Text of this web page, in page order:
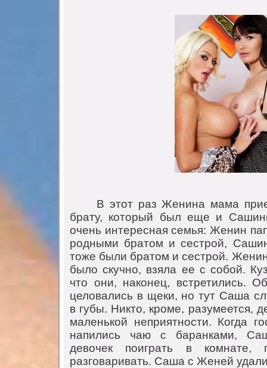
В этот раз Женина мама
брату, который был еще и
очень интересная семья: Женин
родными братом и сестрой,
тоже были братом и сестрой.
было скучно, взяла ее с собой.
что они, наконец, встретились.
целовались в щеки, но тут Саша
в губы. Никто, кроме, разумеется,
маленькой неприятности. Когда
напились чаю с баранками,
девочек поиграть в комнате,
разговаривать. Саша с Женей